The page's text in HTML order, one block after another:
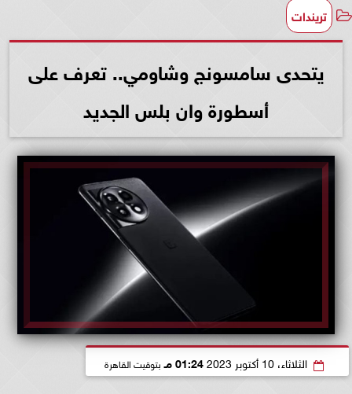
تريندات
يتحدى سامسونج وشاومي.. تعرف على
أسطورة وان بلس الجديد
الثلاثاء، 10 أكتوبر 2023 01:24 مـ بتوقيت القاهرة